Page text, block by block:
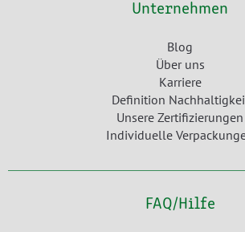
Unternehmen
Blog
Über uns
Karriere
Definition
Unsere Zertifizierungen
Individuelle
FAQ/Hilfe